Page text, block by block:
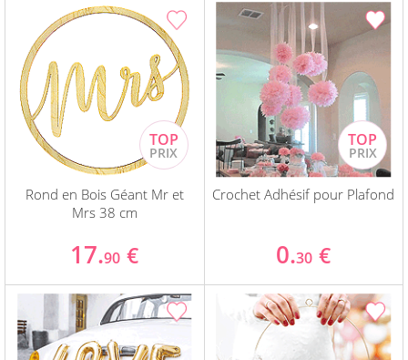
Rond en Bois Géant Mr et
Mrs 38 cm
17.90 €
Crochet Adhésif pour Plafond
0.30 €